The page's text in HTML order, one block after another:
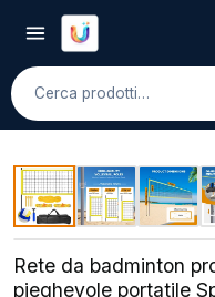
Cerca
Rete da badminton
pieghevole portatile